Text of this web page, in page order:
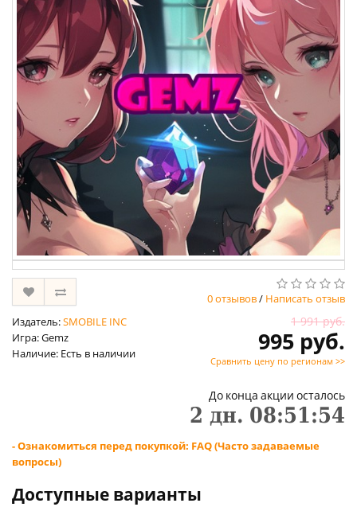
0 отзывов/ Написать отзыв
Издатель:SMOBILE INC
Игра: Gemz
Наличие: Есть в наличии
1 991 руб.
995 руб.
Сравнить цену по регионам >>
До конца акции осталось
2 дн. 08:51:53
- Ознакомиться перед покупкой: FAQ (Часто задаваемые
вопросы)
Доступные варианты